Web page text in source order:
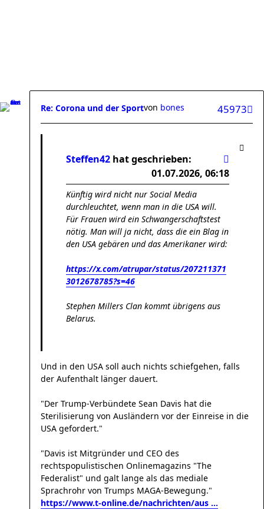
Re: Corona und der Sport 45973
von bones
Steffen42 hat geschrieben:
01.07.2026, 06:18
Künftig wird nicht nur Social Media
durchleuchtet, wenn man in die USA will.
Für Frauen wird ein Schwangerschaftstest
nötig. Man will ja nicht, dass die ein Blag in
den USA gebären und das Amerikaner wird:
https://x.com/atrupar/status/207211371
3012678785?s=46
Stephen Millers Clan kommt übrigens aus
Belarus.
Und in den USA soll auch nichts schiefgehen, falls
der Aufenthalt länger dauert.
"Der Trump-Verbündete Sean Davis hat die
Sterilisierung von Ausländern vor der Einreise in die
USA gefordert."
"Davis ist Mitgründer und CEO des
rechtspopulistischen Onlinemagazins "The
Federalist" und galt lange als das mediale
Sprachrohr von Trumps MAGA-Bewegung."
https://www.t-online.de/nachrichten/aus ...